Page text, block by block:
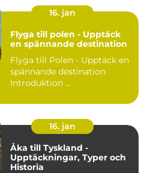
16. jan
Flyga till polen - Upptäck
en spännande destination
Flyga till Polen - Upptäck en
spännande destination
Introduktion ...
16. jan
Åka till Tyskland -
Upptäckningar, Typer och
Historia